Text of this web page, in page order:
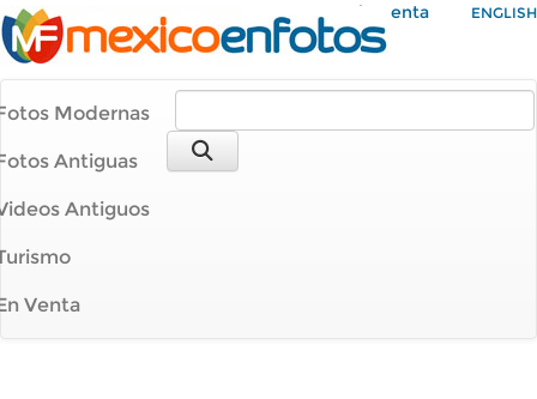
Mi Cuenta ENGLISH
Modernas
Antiguas
Antiguos
Venta